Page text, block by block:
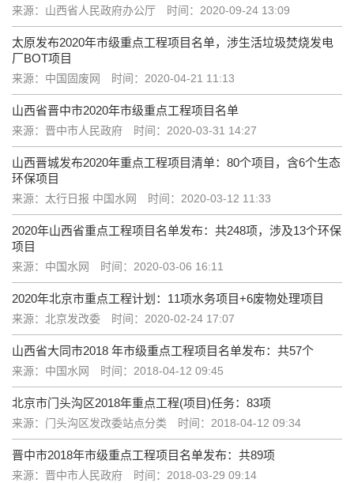
来源：山西省人民政府办公厅 时间：2020-09-24 13:09
太原发布2020年市级重点工程项目名单，涉生活垃圾焚烧发电
厂BOT项目
来源：中国固废网 时间：2020-04-21 11:13
山西省晋中市2020年市级重点工程项目名单
来源：晋中市人民政府 时间：2020-03-31 14:27
山西晋城发布2020年重点工程项目清单：80个项目，含6个生态
环保项目
来源：太行日报 中国水网 时间：2020-03-12 11:33
2020年山西省重点工程项目名单发布：共248项，涉及13个环保
项目
来源：中国水网 时间：2020-03-06 16:11
2020年北京市重点工程计划：11项水务项目+6废物处理项目
来源：北京发改委 时间：2020-02-24 17:07
山西省大同市2018 年市级重点工程项目名单发布：共57个
来源：中国水网 时间：2018-04-12 09:45
北京市门头沟区2018年重点工程(项目)任务：83项
来源：门头沟区发改委站点分类 时间：2018-04-12 09:34
晋中市2018年市级重点工程项目名单发布：共89项
来源：晋中市人民政府 时间：2018-03-29 09:14